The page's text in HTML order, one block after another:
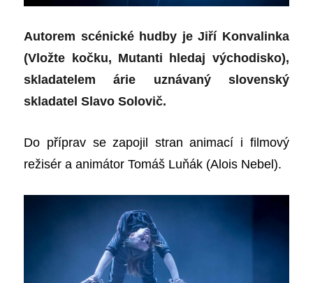
Autorem scénické hudby je Jiří Konvalinka
(Vložte kočku, Mutanti hledaj východisko),
skladatelem árie uznávaný slovenský
skladatel Slavo Solovič.
Do příprav se zapojil stran animací i filmový
režisér a animátor Tomáš Luňák (Alois Nebel).